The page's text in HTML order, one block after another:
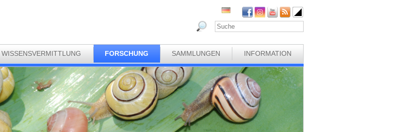
WISSENSVERMITTLUNG FORSCHUNG SAMMLUNGEN INFORMATION